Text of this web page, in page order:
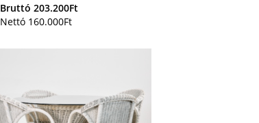
Bruttó203.200Ft
Nettó 160.000Ft